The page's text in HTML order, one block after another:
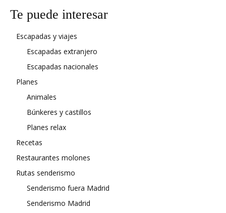
Te puede interesar
Escapadas y viajes
Escapadas extranjero
Escapadas nacionales
Planes
Animales
Búnkeres y castillos
Planes relax
Recetas
Restaurantes molones
Rutas senderismo
Senderismo fuera Madrid
Senderismo Madrid